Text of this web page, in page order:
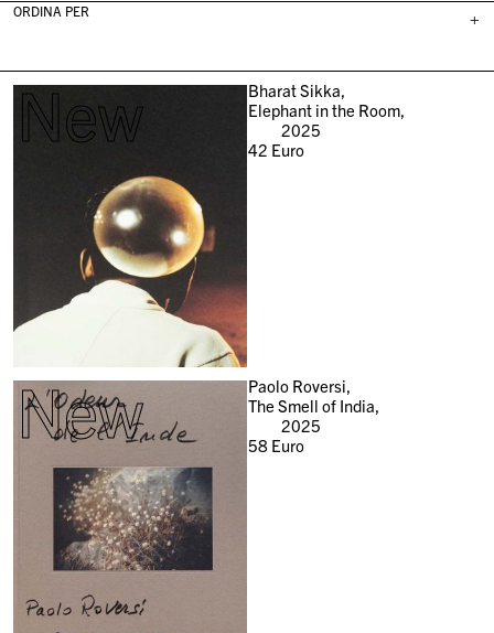
+
ORDINA PER
New
Bharat Sikka,
Elephant in the Room,
2025
42 Euro
New
Paolo Roversi,
The Smell of India,
2025
58Euro